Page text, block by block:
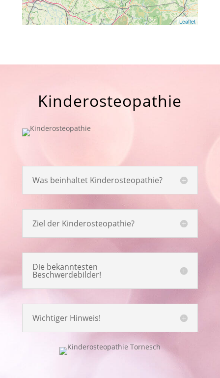
Leaflet
Kinderosteopathie
Was beinhaltet Kinderosteopathie?
Ziel der Kinderosteopathie?
Die bekanntesten
Beschwerdebilder!
Wichtiger Hinweis!